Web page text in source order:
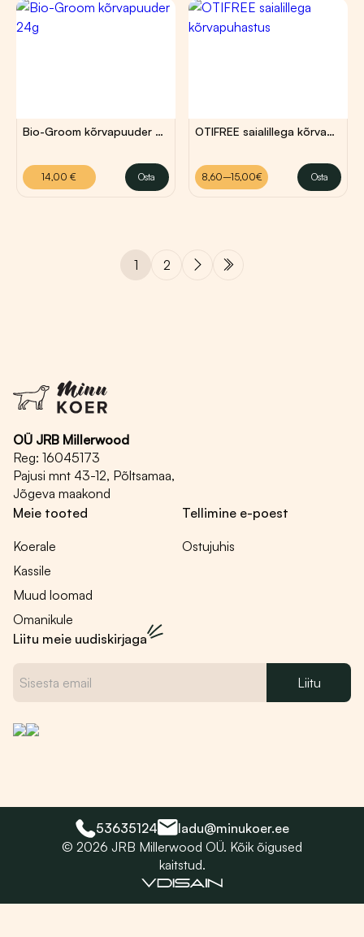
14,00€
Bio-Groom kõrvapuuder 24g
Osta
14,00€
8,60 € – 15,00€Hinnavahemik:
kuni
15,00 €
OTIFREE saialillega kõrvapuhastus
Osta
Sellel
varianti.
8,60–15,00€
1 2
OÜ JRB Millerwood
Reg: 16045173
Pajusi mnt 43-12, Põltsamaa,
Jõgeva maakond
Meie tooted
Koerale
Kassile
Muud loomad
Omanikule
Tellimine e-poest
Ostujuhis
Liitu meie uudiskirjaga
53635124
ladu@minukoer.ee
© 2026 JRB Millerwood OÜ. Kõik õigused
kaitstud.